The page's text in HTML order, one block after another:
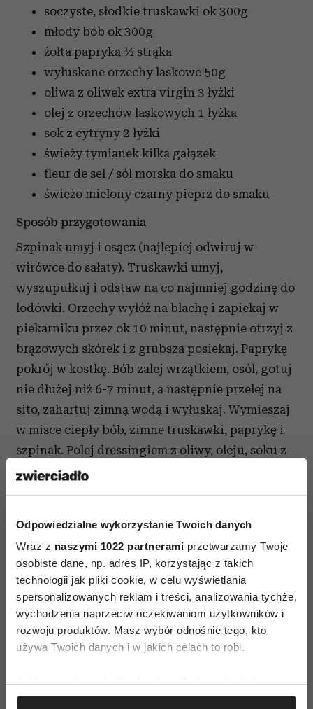
Odpowiedzialne wykorzystanie Twoich danych
Wraz z naszymi 1022 partnerami przetwarzamy Twoje
osobiste dane, np. adres IP, korzystając z takich
technologii jak pliki cookie, w celu wyświetlania
spersonalizowanych reklam i treści, analizowania tychże,
wychodzenia naprzeciw oczekiwaniom użytkowników i
rozwoju produktów. Masz wybór odnośnie tego, kto
używa Twoich danych i w jakich celach to robi.
Gromadzić dane dotyczące Twojej lokalizacji
soczyste, słodkie truskawki ok 300g
młody bób ok 300g
żołta papryka ½ strąka
wyłuskane orzechy laskowe 50g
oliwa z oliwek extra virgin 3 łyżki
olej z orzechów laskowych 1 łyżka
sok z cytryny 2 łyżki
świeży tymianek kilka gałązek
fleur de sel / sól morska do smaku
świeżo mielony czarny pieprz do smaku
Sposób przygotowania
Szpinak umyj i osącz (najlepiej odwiruj w
wirówce do sałaty). Truskawki umyj,
wyszupułkuj i odstaw na co najmniej godzinę do
lodówki. Orzechy wyłóż na blachę i zapiekaj w
piekarniku przez ok 10 minut, następnie otrzyj z
brązowych skórek i z grubsza posiekaj. Paprykę
pokrój w kostkę. Bób zalej wrzątkiem, osól, gotuj
nie dłużej niż 6-7 minut, a następnie przelej na
sito, zahartuj zimną wodą i wyłuskaj. Wymieszaj
w misce ciepły bób, zimne truskawki, paprykę i
szpinak. Polej dressingiem z oliwy, oleju, soku z
cytryny i listków tymianku. Dopraw do smaku
orzechami i oprószonąfleur se sel,najlepiej
kieliszkiem dobrego białego wina. Świetnie
pasuje do mięs z grilla lub jako samodzielne
lekkie danie.